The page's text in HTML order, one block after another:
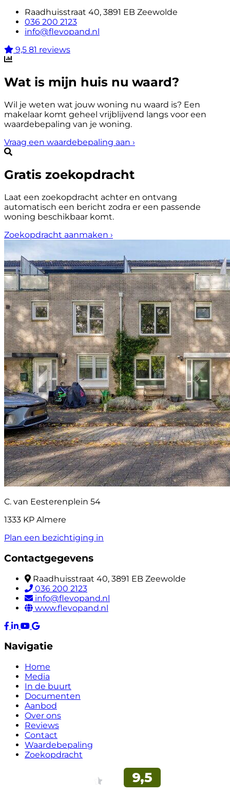
Raadhuisstraat 40, 3891 EB Zeewolde
036 200 2123
info@flevopand.nl
9,5 81 reviews
Wat is mijn huis nu waard?
Wil je weten wat jouw woning nu waard is? Een
makelaar komt geheel vrijblijvend langs voor een
waardebepaling van je woning.
Vraag een waardebepaling aan ›
Gratis zoekopdracht
Laat een zoekopdracht achter en ontvang
automatisch een bericht zodra er een passende
woning beschikbaar komt.
Zoekopdracht aanmaken ›
C. van Eesterenplein 54
1333 KP Almere
Plan een bezichtiging in
Contactgegevens
Raadhuisstraat 40, 3891 EB Zeewolde
036 200 2123
info@flevopand.nl
www.flevopand.nl
Navigatie
Home
Media
In de buurt
Documenten
Aanbod
Over ons
Reviews
Contact
Waardebepaling
Zoekopdracht